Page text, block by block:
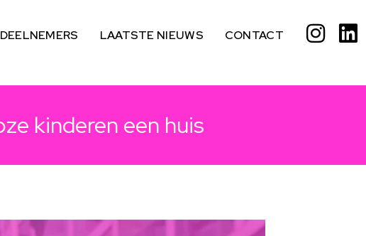
DEELNEMERS LAATSTE NIEUWS CONTACT
kinderen een huis